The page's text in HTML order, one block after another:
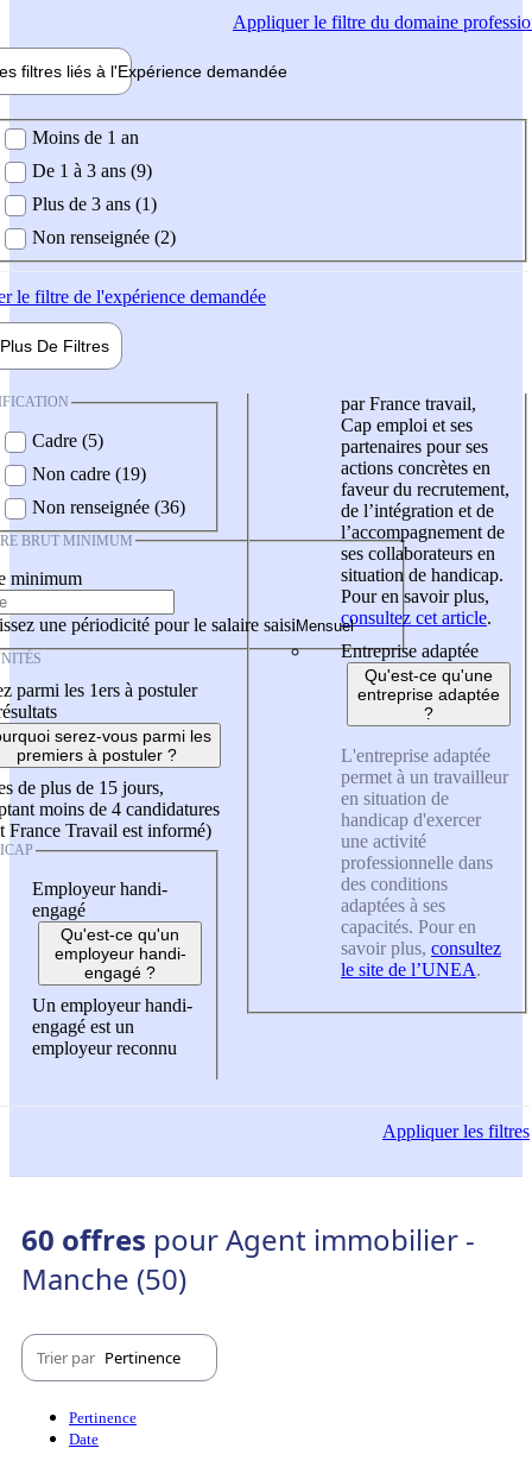
Appliquerle filtre du domaine
filtres liés à l'Expérience demandée
demandée
Moins de 1 an
De 1 à 3 ans (9)
Plus de 3 ans (1)
Non renseignée (2)
le filtre de l'expérience demandée
Plus De Filtres
Cadre (5)
Non cadre (19)
Non renseignée (36)
BRUT MINIMUM
minimum
une périodicité pour le salaire saisi
parmi les 1ers à postuler
serez-vous parmi les
premiers à postuler ?
de plus de 15 jours,
moins de 4 candidatures
France Travail est informé)
Employeur handi-
engagé
Qu'est-ce qu'un
employeur handi-
engagé ?
Un employeur handi-
engagé est un
employeur reconnu
par France travail,
Cap emploi et ses
partenaires pour ses
actions concrètes en
faveur du recrutement,
de l’intégration et de
l’accompagnement de
ses collaborateurs en
situation de handicap.
Pour en savoir plus,
consultez cet article.
Entreprise adaptée
Qu'est-ce qu'une
entreprise adaptée
?
L'entreprise adaptée
permet à un travailleur
en situation de
handicap d'exercer
une activité
professionnelle dans
des conditions
adaptées à ses
capacités. Pour en
savoir plus, consultez
le site de l’UNEA.
Appliquerles filtres
60 offres pour Agent immobilier -
Manche (50)
Trier par Pertinence
Pertinence
Date